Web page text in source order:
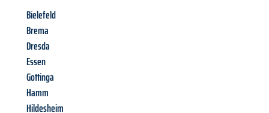
Bielefeld
Brema
Dresda
Essen
Gottinga
Hamm
Hildesheim